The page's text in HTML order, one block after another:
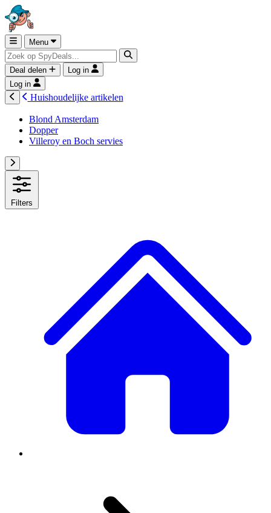
Menu
Deal delen
Log in
Log in
Huishoudelijke artikelen
Blond Amsterdam
Dopper
Villeroy en Boch servies
Filters